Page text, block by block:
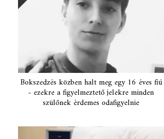
Bokszedzés közben halt meg egy 16 éves fiú
- ezekre a figyelmeztető jelekre minden
szülőnek érdemes odafigyelnie